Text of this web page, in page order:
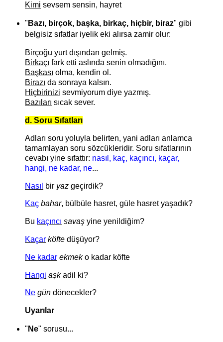
Kimi sevsem sensin, hayret
" Bazı, birçok, başka, birkaç, hiçbir, biraz" gibi
belgisiz sıfatlar iyelik eki alırsa zamir olur:
Birçoğu yurt dışından gelmiş.
Birkaçı fark etti aslında senin olmadığını.
Başkası olma, kendin ol.
Birazı da sonraya kalsın.
Hiçbirinizi sevmiyorum diye yazmış.
Bazıları sıcak sever.
d. Soru Sıfatları
Adları soru yoluyla belirten, yani adları anlamca
tamamlayan soru sözcükleridir. Soru sıfatlarının
cevabı yine sıfattır: nasıl, kaç, kaçıncı, kaçar,
hangi, ne kadar, ne...
Nasıl bir yaz geçirdik?
Kaç bahar, bülbüle hasret, güle hasret yaşadık?
Bu kaçıncı savaş yine yenildiğim?
Kaçar köfte düşüyor?
Ne kadar ekmeko kadar köfte
Hangi aşkadil ki?
Ne gün dönecekler?
Uyarılar
" Ne" sorusu...